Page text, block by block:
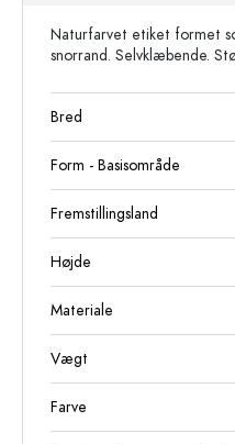
Naturfarvet etiket formet
snorrand. Selvklæbende.
Bred
Form - Basisområde
Fremstillingsland
Højde
Materiale
Vægt
Farve